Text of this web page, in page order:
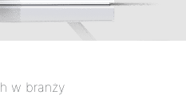
w branży